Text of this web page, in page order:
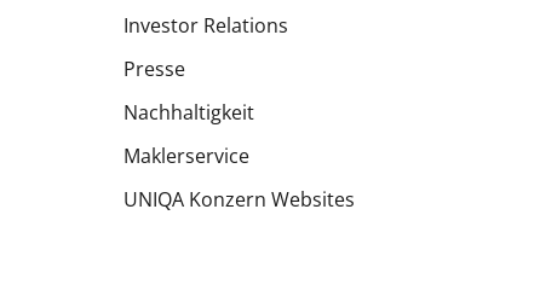
Investor Relations
Presse
Nachhaltigkeit
Maklerservice
UNIQA Konzern Websites